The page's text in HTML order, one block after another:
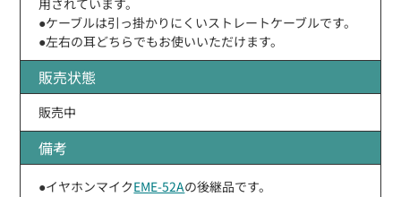
●ケーブルは引っ掛かりにくいストレートケーブルです。
●左右の耳どちらでもお使いいただけます。
販売状態
販売中
備考
●イヤホンマイクEME-52Aの後継品です。